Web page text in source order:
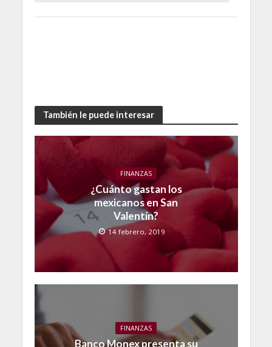
También le puede interesar
FINANZAS
¿Cuánto gastan los
mexicanos en San
Valentín?
14 febrero, 2019
FINANZAS
Banco Monex presenta su